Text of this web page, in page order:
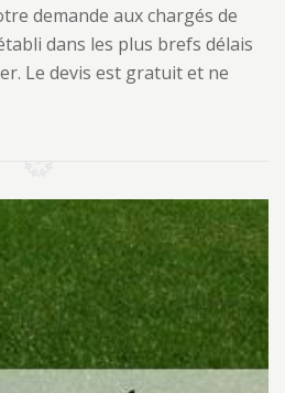
demande aux chargés de
dans les plus brefs délais
Le devis est gratuit et ne